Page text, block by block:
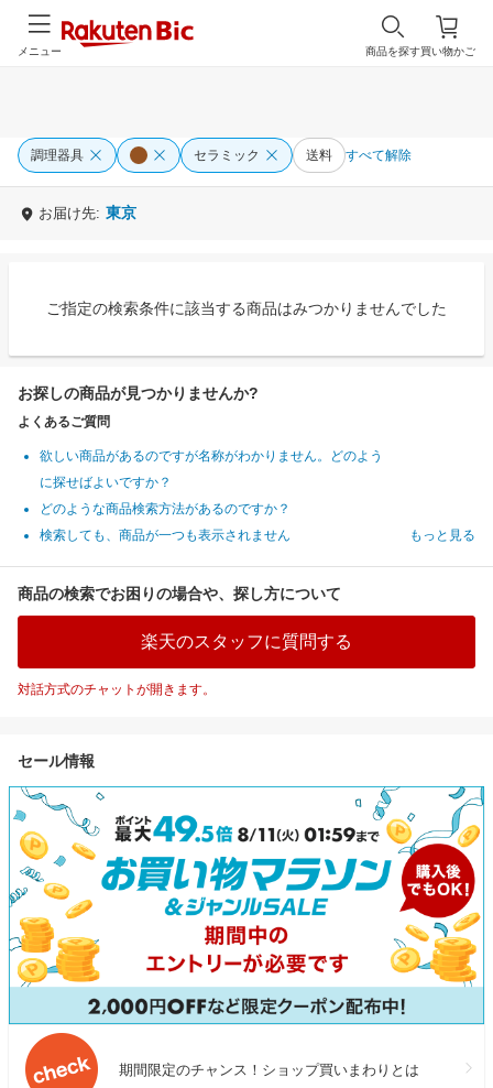
買い物かご
商品を探す
メニュー
調理器具 セラミック 送料 すべて解除
お届け先: 東京
ご指定の検索条件に該当する商品はみつかりませんでした
お探しの商品が見つかりませんか?
よくあるご質問
欲しい商品があるのですが名称がわかりません。どのよう
に探せばよいですか？
どのような商品検索方法があるのですか？
検索しても、商品が一つも表示されません
もっと見る
商品の検索でお困りの場合や、探し方について
楽天のスタッフに質問する
対話方式のチャットが開きます。
セール情報
期間限定のチャンス！ショップ買いまわりとは